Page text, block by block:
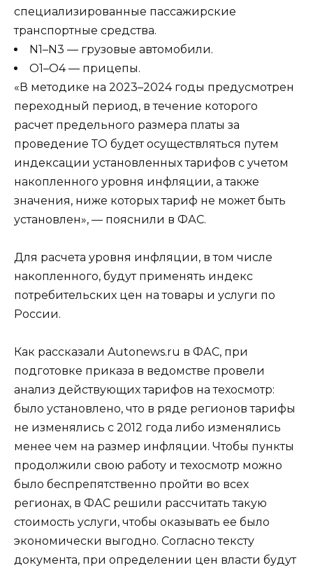
специализированные пассажирские
транспортные средства.
N1–N3 — грузовые автомобили.
O1–O4 — прицепы.
«В методике на 2023–2024 годы предусмотрен
переходный период, в течение которого
расчет предельного размера платы за
проведение ТО будет осуществляться путем
индексации установленных тарифов с учетом
накопленного уровня инфляции, а также
значения, ниже которых тариф не может быть
установлен», — пояснили в ФАС.
Для расчета уровня инфляции, в том числе
накопленного, будут применять индекс
потребительских цен на товары и услуги по
России.
Как рассказали Autonews.ru в ФАС, при
подготовке приказа в ведомстве провели
анализ действующих тарифов на техосмотр:
было установлено, что в ряде регионов тарифы
не изменялись с 2012 года либо изменялись
менее чем на размер инфляции. Чтобы пункты
продолжили свою работу и техосмотр можно
было беспрепятственно пройти во всех
регионах, в ФАС решили рассчитать такую
стоимость услуги, чтобы оказывать ее было
экономически выгодно. Согласно тексту
документа, при определении цен власти будут